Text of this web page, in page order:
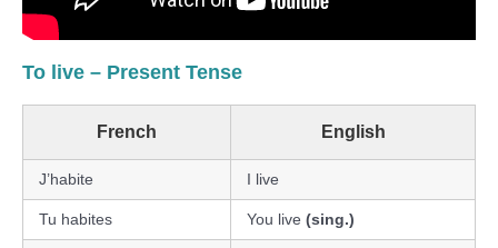
To live – Present Tense
French English
J’habite I live
Tu habites You live (sing.)